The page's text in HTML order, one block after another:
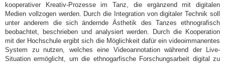
kooperativer Kreativ-Prozesse im Tanz, die ergänzend mit digitalen
Medien vollzogen werden. Durch die Integration von digitaler Technik soll
unter anderem die sich ändernde Ästhetik des Tanzes ethnografisch
beobachtet, beschrieben und analysiert werden. Durch die Kooperation
mit der Hochschule ergibt sich die Möglichkeit dafür ein videoimmanentes
System zu nutzen, welches eine Videoannotation während der Live-
Situation ermöglicht, um die ethnogarfische Forschungsarbeit digital zu